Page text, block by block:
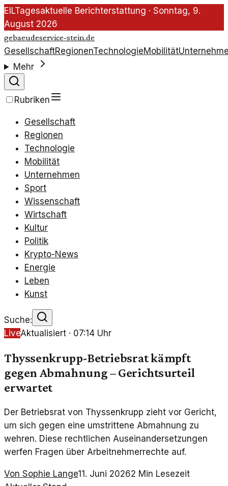
EILTagesaktuelle Berichterstattung · Sonntag, 9.
August 2026
gebaeudeservice-stein.de
GesellschaftRegionenTechnologieMobilität
Mehr
Rubriken
Gesellschaft
Regionen
Technologie
Mobilität
Unternehmen
Sport
Wissenschaft
Wirtschaft
Kultur
Politik
Krypto-News
Energie
Leben
Kunst
Suche:
LiveAktualisiert · 07:14 Uhr
Thyssenkrupp-Betriebsrat kämpft
gegen Abmahnung – Gerichtsurteil
erwartet
Der Betriebsrat von Thyssenkrupp zieht vor Gericht,
um sich gegen eine umstrittene Abmahnung zu
wehren. Diese rechtlichen Auseinandersetzungen
werfen Fragen über Arbeitnehmerrechte auf.
Von Sophie Lange11. Juni 20262 Min Lesezeit